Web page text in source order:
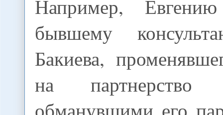
Например,
бывшему
Бакиева,
на